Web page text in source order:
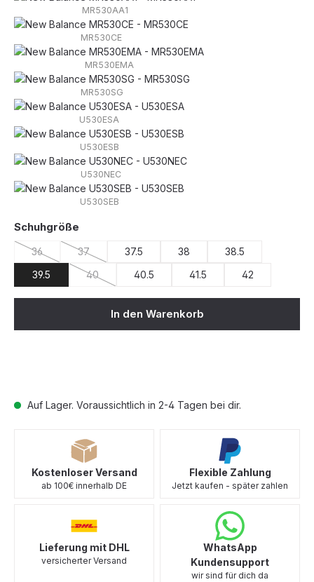
Auf Lager. Voraussichtlich in 2-4 Tagen bei dir.
MR530AA1
MR530CE
MR530EMA
MR530SG
U530ESA
U530ESB
U530NEC
U530SEB
Schuhgröße
36
(Diese Option ist zurzeit nicht verfügbar.)
37
(Diese Option ist zurzeit nicht verfügbar.)
37.5 38
38.5
39.5
40
(Diese Option ist zurzeit nicht verfügbar.)
40.5 41.5 42
In den Warenkorb
Kostenloser Versand
ab 100€ innerhalb DE
Flexible Zahlung
Jetzt kaufen - später zahlen
Lieferung mit DHL
versicherter Versand
WhatsApp
Kundensupport
wir sind für dich da